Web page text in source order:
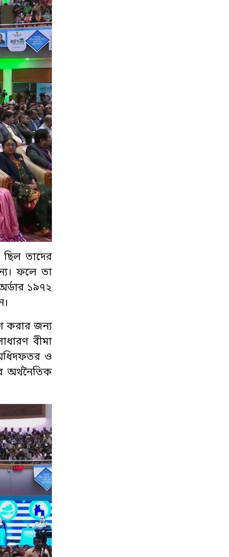
ছিল তাদের
ফলে তা
১৯৭২
করার জন্য
বীমা
ও
অর্থনৈতিক